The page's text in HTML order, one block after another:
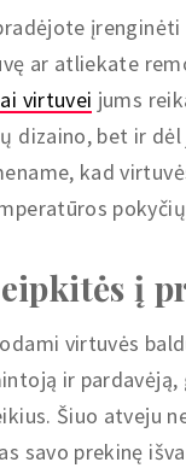
įrenginėti
ar atliekate
virtuvei jums
dizaino, bet ir
kad
į
virtuvės
ir
Šiuo atveju
savo prekinę